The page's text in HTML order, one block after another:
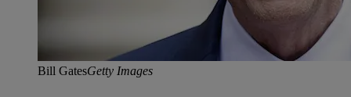
Bill GatesGetty Images